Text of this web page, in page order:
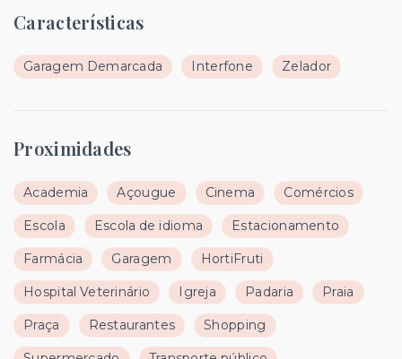
Características
Garagem Demarcada Interfone Zelador
Proximidades
Academia Açougue Cinema Comércios
Escola Escola de idioma Estacionamento
Farmácia Garagem HortiFruti
Hospital Veterinário Igreja Padaria Praia
Praça Restaurantes Shopping